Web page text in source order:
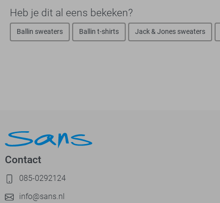
Heb je dit al eens bekeken?
Ballin sweaters Ballin t-shirts Jack & Jones sweaters
Contact
085-0292124
info@sans.nl